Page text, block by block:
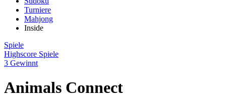
Turniere
Mahjong
Inside
Spiele
Highscore Spiele
3 Gewinnt
Animals Connect